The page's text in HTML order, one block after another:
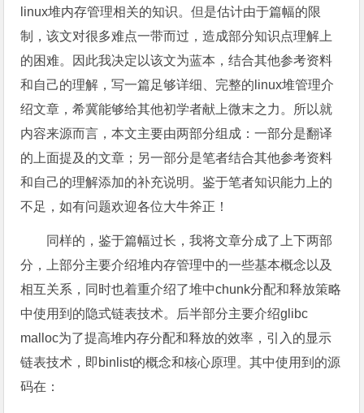
linux堆内存管理相关的知识。但是估计由于篇幅的限
制，该文对很多难点一带而过，造成部分知识点理解上
的困难。因此我决定以该文为蓝本，结合其他参考资料
和自己的理解，写一篇足够详细、完整的linux堆管理介
绍文章，希冀能够给其他初学者献上微末之力。所以就
内容来源而言，本文主要由两部分组成：一部分是翻译
的上面提及的文章；另一部分是笔者结合其他参考资料
和自己的理解添加的补充说明。鉴于笔者知识能力上的
不足，如有问题欢迎各位大牛斧正！
同样的，鉴于篇幅过长，我将文章分成了上下两部
分，上部分主要介绍堆内存管理中的一些基本概念以及
相互关系，同时也着重介绍了堆中chunk分配和释放策略
中使用到的隐式链表技术。后半部分主要介绍glibc
malloc为了提高堆内存分配和释放的效率，引入的显示
链表技术，即binlist的概念和核心原理。其中使用到的源
码在：